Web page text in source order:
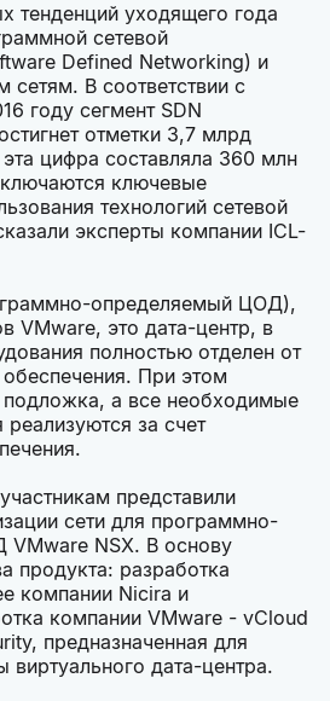
тенденций уходящего года
сетевой
Defined Networking) и
сетям. В соответствии с
году сегмент SDN
отметки 3,7 млрд
цифра составляла 360 млн
ключевые
технологий сетевой
эксперты компании ICL-
определяемый ЦОД),
VMware, это дата-центр, в
полностью отделен от
При этом
подложка, а все необходимые
за счет
представили
сети для программно-
NSX. В основу
продукта: разработка
компании Nicira и
компании VMware - vCloud
предназначенная для
виртуального дата-центра.